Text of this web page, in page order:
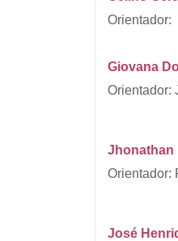
Orientador:
Giovana
Orientador:
Jhonathan
Orientador:
José